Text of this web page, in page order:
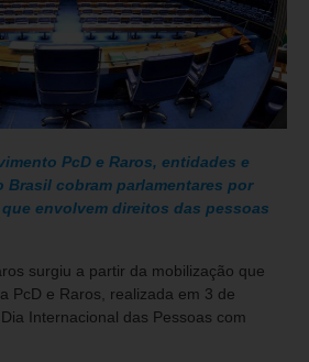
PcD e Raros, entidades e
cobram parlamentares por
envolvem direitos das pessoas
surgiu a partir da mobilização que
PcD e Raros, realizada em 3 de
Internacional das Pessoas com